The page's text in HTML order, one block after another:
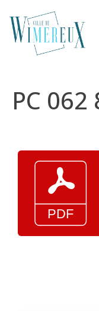
PC 062